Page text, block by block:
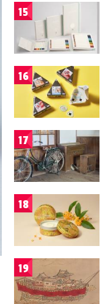
15
16
17
18
19